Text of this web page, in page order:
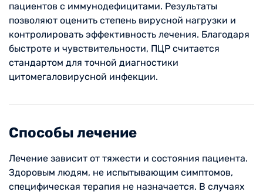
пациентов с иммунодефицитами. Результаты
позволяют оценить степень вирусной нагрузки и
контролировать эффективность лечения. Благодаря
быстроте и чувствительности, ПЦР считается
стандартом для точной диагностики
цитомегаловирусной инфекции.
Способы лечение
Лечение зависит от тяжести и состояния пациента.
Здоровым людям, не испытывающим симптомов,
специфическая терапия не назначается. В случаях